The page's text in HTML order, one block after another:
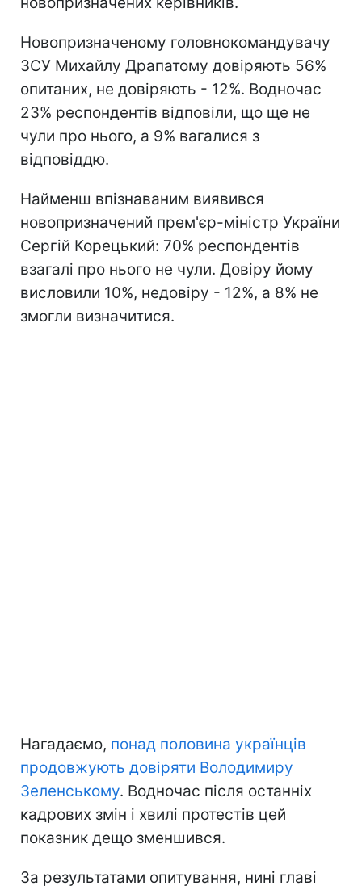
Новопризначеному головнокомандувачу
ЗСУ Михайлу Драпатому довіряють 56%
опитаних, не довіряють - 12%. Водночас
23% респондентів відповіли, що ще не
чули про нього, а 9% вагалися з
відповіддю.
Найменш впізнаваним виявився
новопризначений прем'єр-міністр України
Сергій Корецький: 70% респондентів
взагалі про нього не чули. Довіру йому
висловили 10%, недовіру - 12%, а 8% не
змогли визначитися.
Нагадаємо, понад половина українців
продовжують довіряти Володимиру
Зеленському. Водночас після останніх
кадрових змін і хвилі протестів цей
показник дещо зменшився.
За результатами опитування, нині главі